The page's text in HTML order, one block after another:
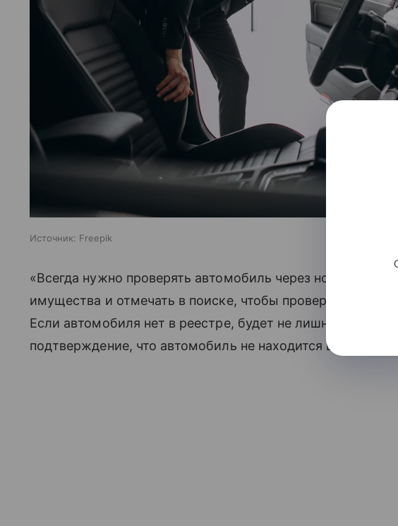
Источник: Freepik
«Всегда нужно проверять автомобиль через
имущества и отмечать в поиске, чтобы проверка велась
Если автомобиля нет в реестре, будет не лишним
подтверждение, что автомобиль не находится в